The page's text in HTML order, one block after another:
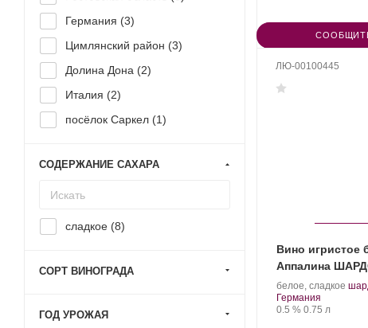
ЛЮ-00100445
Вино игристое
Аппалина
белое, сладкое .
Регион:
Германия
Крепость
0.5 %. Объем
0.75 л
Германия (3)
Цимлянский район (3)
Долина Дона (2)
Италия (2)
посёлок Саркел (1)
СОДЕРЖАНИЕ САХАРА
сладкое (8)
СОРТ ВИНОГРАДА
ГОД УРОЖАЯ